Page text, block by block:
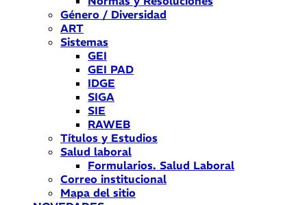
Género / Diversidad
ART
Sistemas
GEI
GEI PAD
IDGE
SIGA
SIE
RAWEB
Títulos y Estudios
Salud laboral
Formularios. Salud Laboral
Correo institucional
Mapa del sitio